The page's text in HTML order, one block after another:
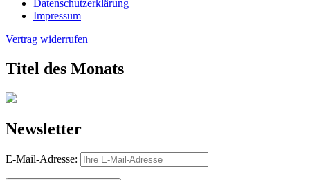
Datenschutzerklärung
Impressum
Vertrag widerrufen
Titel des Monats
Newsletter
E-Mail-Adresse: